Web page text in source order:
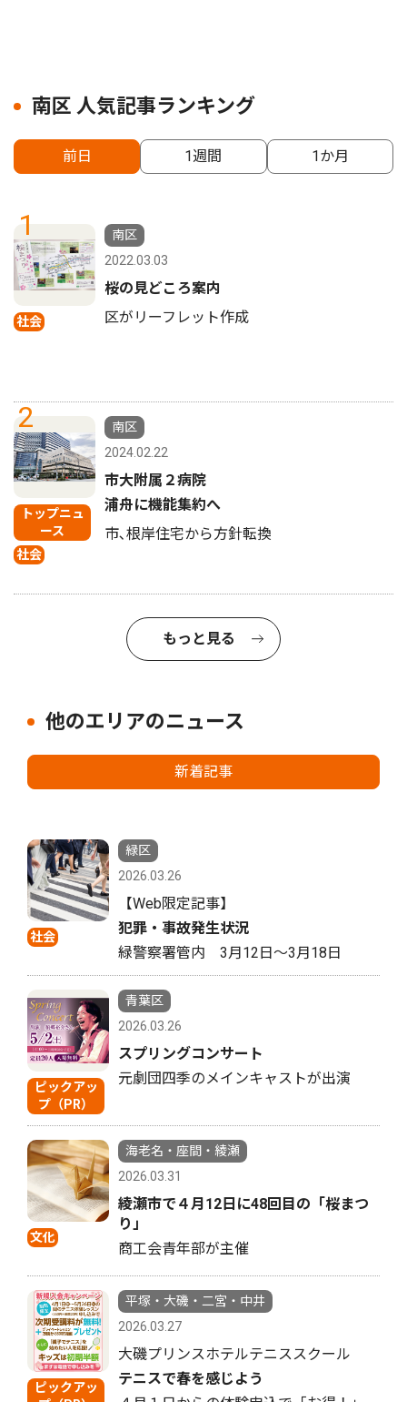
南区 人気記事ランキング
前日 1週間 1か月
1
社会
南区
2022.03.03
桜の見どころ案内
区がリーフレット作成
2
トップニュ
ース
社会
南区
2024.02.22
市大附属２病院
浦舟に機能集約へ
市､根岸住宅から方針転換
もっと見る
他のエリアのニュース
新着記事
社会
緑区
2026.03.26
【Web限定記事】
犯罪・事故発生状況
緑警察署管内 3月12日〜3月18日
ピックアッ
プ（PR）
青葉区
2026.03.26
スプリングコンサート
元劇団四季のメインキャストが出演
文化
海老名・座間・綾瀬
2026.03.31
綾瀬市で４月12日に48回目の「桜まつ
り」
商工会青年部が主催
ピックアッ
平塚・大磯・二宮・中井
2026.03.27
大磯プリンスホテルテニススクール
テニスで春を感じよう